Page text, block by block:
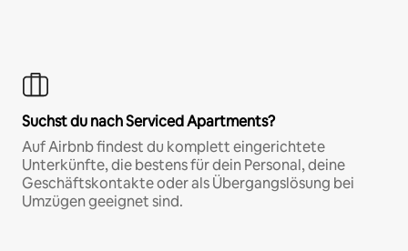
Suchst du nach Serviced Apartments?
Auf Airbnb findest du komplett eingerichtete
Unterkünfte, die bestens für dein Personal, deine
Geschäftskontakte oder als Übergangslösung bei
Umzügen geeignet sind.